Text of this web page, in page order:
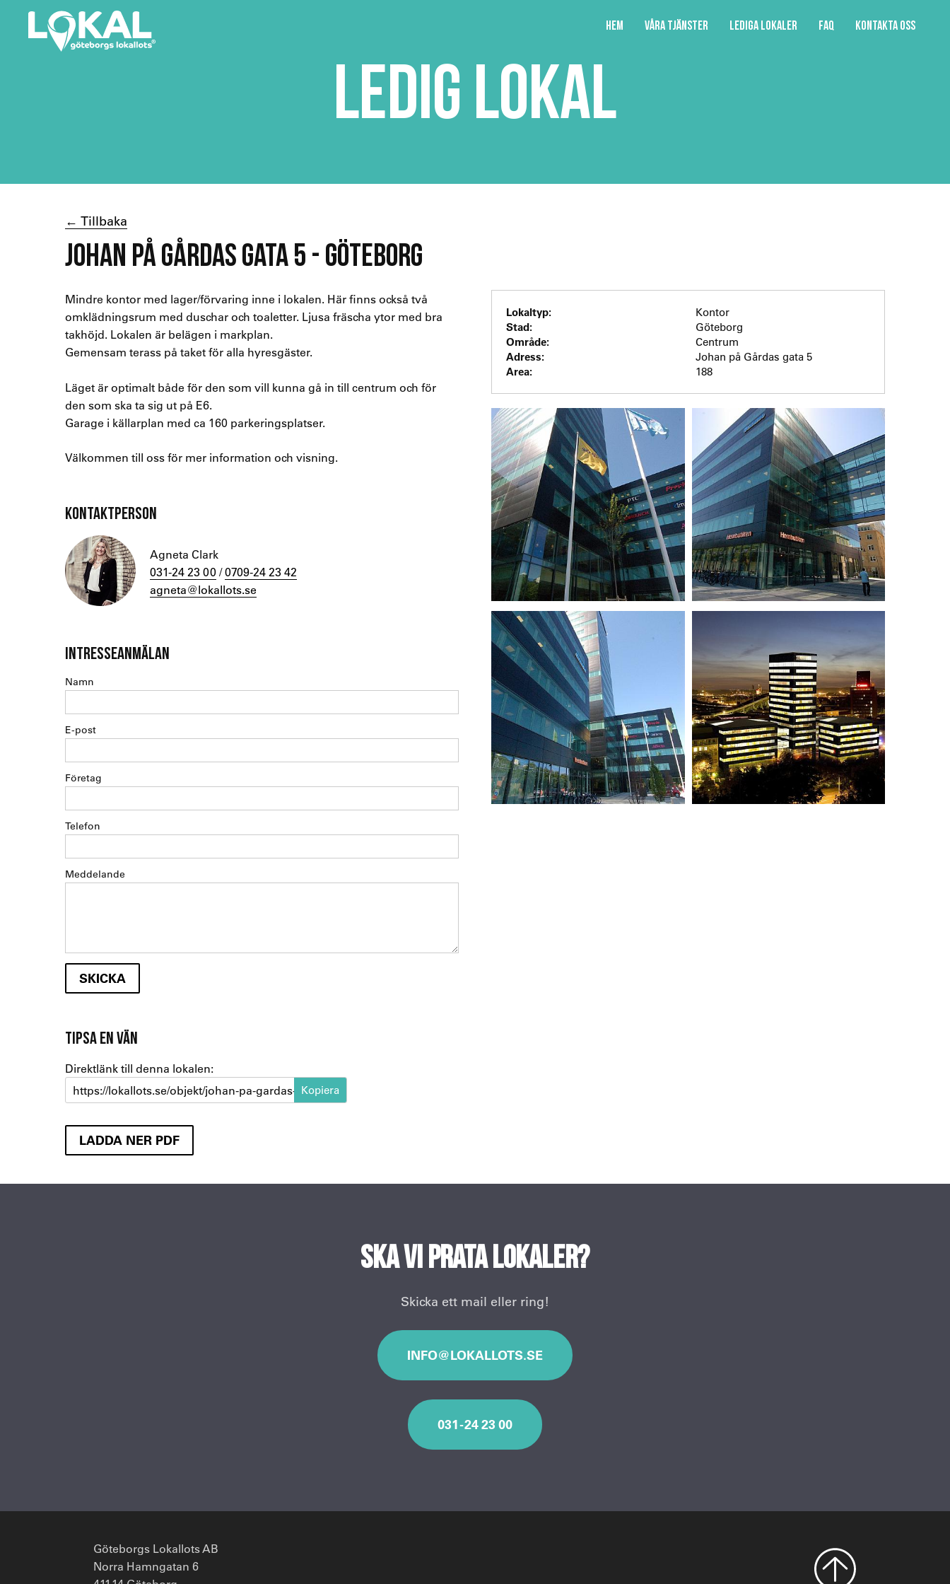
Hem Våra tjänster Lediga lokaler FAQ Kontakta oss
LEDIG LOKAL
← Tillbaka
JOHAN PÅ GÅRDAS GATA 5 - GÖTEBORG
Mindre kontor med lager/förvaring inne i lokalen. Här finns också två
omklädningsrum med duschar och toaletter. Ljusa fräscha ytor med bra
takhöjd. Lokalen är belägen i markplan.
Gemensam terass på taket för alla hyresgäster.
Läget är optimalt både för den som vill kunna gå in till centrum och för
den som ska ta sig ut på E6.
Garage i källarplan med ca 160 parkeringsplatser.
Välkommen till oss för mer information och visning.
KONTAKTPERSON
Agneta Clark
031-24 23 00/0709-24 23 42
agneta@lokallots.se
INTRESSEANMÄLAN
Namn
E-post
Företag
Telefon
Meddelande
TIPSA EN VÄN
Direktlänk till denna lokalen:
https://lokallots.se/objekt/johan-pa-gardas-gata-5-4
LADDA NER PDF
Lokaltyp:
Kontor
Stad:
Göteborg
Område:
Centrum
Adress:
Johan på Gårdas gata 5
Area:
188
Ska vi prata lokaler?
Skicka ett mail eller ring!
INFO@LOKALLOTS.SE
031 - 24 23 00
Göteborgs Lokallots AB
Norra Hamngatan 6